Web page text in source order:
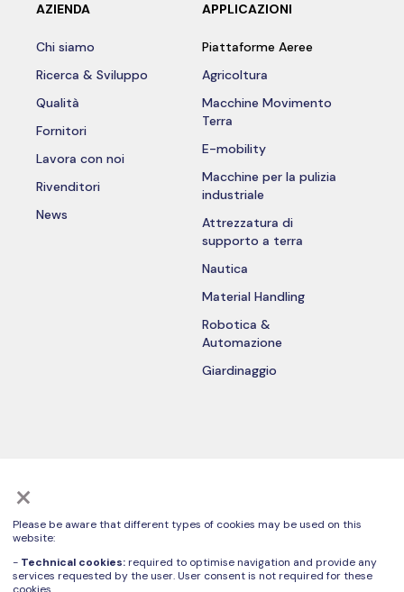
×
Please be aware that different types of cookies may be used on this
website:
- Technical cookies:required to optimise navigation and provide any
services requested by the user. User consent is not required for these
AZIENDA
Chi siamo
Ricerca & Sviluppo
Qualità
Fornitori
Lavora con noi
Rivenditori
News
APPLICAZIONI
Piattaforme Aeree
Agricoltura
Macchine Movimento
Terra
E-mobility
Macchine per la pulizia
industriale
Attrezzatura di
supporto a terra
Nautica
Material Handling
Robotica &
Automazione
Giardinaggio
Ti invitiamo a visionare la specifica Informativa Privacy art. 13 GDPRsul
trattamento dei dati personali.